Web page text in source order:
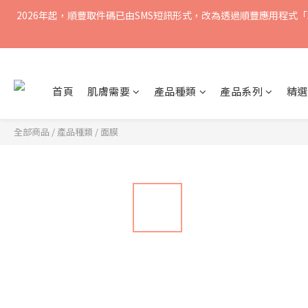
買滿$400免運費，訂單經
2026年起，順豐取件碼已由SMS短訊形式，改為透過順豐應用程式
首頁 肌膚需要 產品種類 產品系列 精
全部商品 / 產品種類 / 面膜